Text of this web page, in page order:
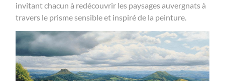
invitant chacun à redécouvrir les paysages auvergnats à
travers le prisme sensible et inspiré de la peinture.